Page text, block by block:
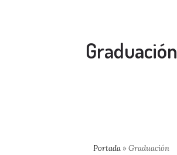
Graduación
Portada» Graduación